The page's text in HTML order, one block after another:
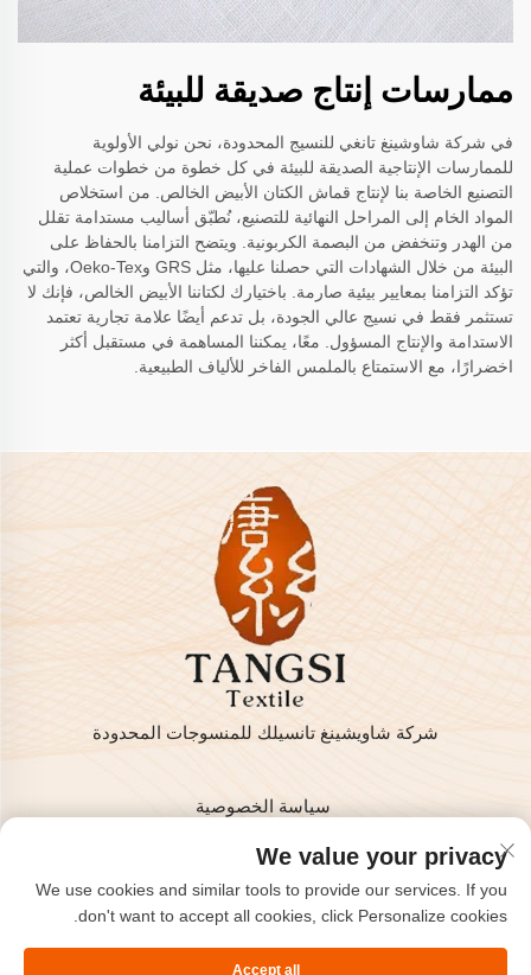
ممارسات إنتاج صديقة للبيئة
في شركة شاوشينغ تانغي للنسيج المحدودة، نحن نولي الأولوية
للممارسات الإنتاجية الصديقة للبيئة في كل خطوة من خطوات عملية
التصنيع الخاصة بنا لإنتاج قماش الكتان الأبيض الخالص. من استخلاص
المواد الخام إلى المراحل النهائية للتصنيع، نُطبّق أساليب مستدامة تقلل
من الهدر وتنخفض من البصمة الكربونية. ويتضح التزامنا بالحفاظ على
البيئة من خلال الشهادات التي حصلنا عليها، مثل GRS وOeko-Tex، والتي
تؤكد التزامنا بمعايير بيئية صارمة. باختيارك لكتاننا الأبيض الخالص، فإنك لا
تستثمر فقط في نسيج عالي الجودة، بل تدعم أيضًا علامة تجارية تعتمد
الاستدامة والإنتاج المسؤول. معًا، يمكننا المساهمة في مستقبل أكثر
اخضرارًا، مع الاستمتاع بالملمس الفاخر للألياف الطبيعية.
شركة شاويشينغ تانسيلك للمنسوجات المحدودة
سياسة الخصوصية
حقوق النشر © 2025 من قبل شركة شاويشينغ تانسيلك للمنسوجات
المحدودة
اتصل بنا
Address: غرفة 801، الطابق 8، هايزهو إنترناشونال، كيتشياو،
We value your privacy
We use cookies and similar tools to provide our services. If you
don't want to accept all cookies, click Personalize cookies.
Accept all